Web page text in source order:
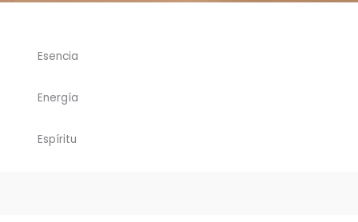
Esencia
Energía
Espíritu